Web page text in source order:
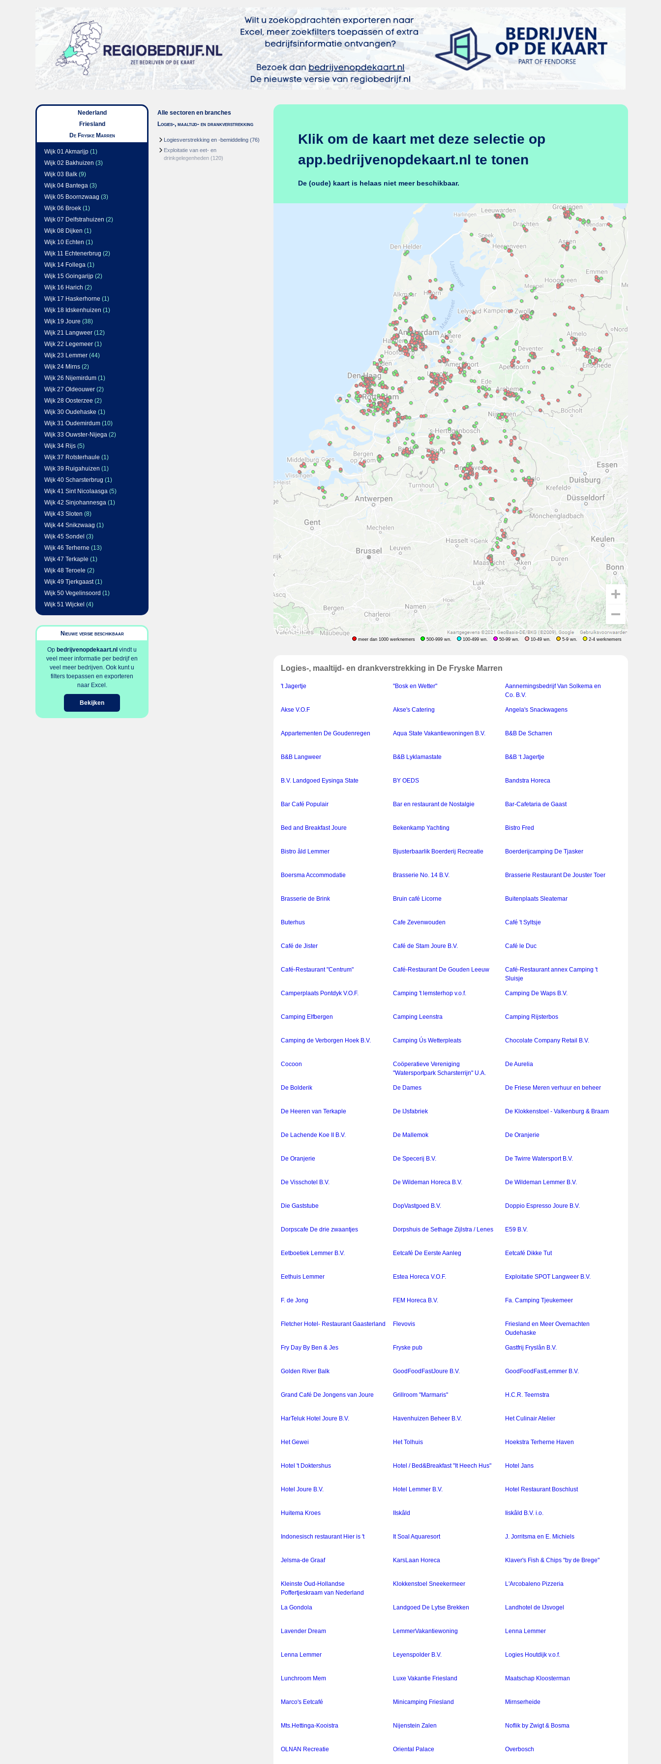
Nederland
Friesland
De Fryske Marren
Wijk 01 Akmarijp (1)
Wijk 02 Bakhuizen (3)
Wijk 03 Balk (9)
Wijk 04 Bantega (3)
Wijk 05 Boornzwaag (3)
Wijk 06 Broek (1)
Wijk 07 Delfstrahuizen (2)
Wijk 08 Dijken (1)
Wijk 10 Echten (1)
Wijk 11 Echtenerbrug (2)
Wijk 14 Follega (1)
Wijk 15 Goingarijp (2)
Wijk 16 Harich (2)
Wijk 17 Haskerhorne (1)
Wijk 18 Idskenhuizen (1)
Wijk 19 Joure (38)
Wijk 21 Langweer (12)
Wijk 22 Legemeer (1)
Wijk 23 Lemmer (44)
Wijk 24 Mirns (2)
Wijk 26 Nijemirdum (1)
Wijk 27 Oldeouwer (2)
Wijk 28 Oosterzee (2)
Wijk 30 Oudehaske (1)
Wijk 31 Oudemirdum (10)
Wijk 33 Ouwster-Nijega (2)
Wijk 34 Rijs (5)
Wijk 37 Rotsterhaule (1)
Wijk 39 Ruigahuizen (1)
Wijk 40 Scharsterbrug (1)
Wijk 41 Sint Nicolaasga (5)
Wijk 42 Sinjohannesga (1)
Wijk 43 Sloten (8)
Wijk 44 Snikzwaag (1)
Wijk 45 Sondel (3)
Wijk 46 Terherne (13)
Wijk 47 Terkaple (1)
Wijk 48 Teroele (2)
Wijk 49 Tjerkgaast(1)
Wijk 50 Vegelinsoord (1)
Wijk 51 Wijckel (4)
Nieuwe versie beschikbaar
Op bedrijvenopdekaart.nl vindt u
veel meer informatie per bedrijf en
veel meer bedrijven. Ook kunt u
filters toepassen en exporteren
naar Excel.
Bekijken
Alle sectoren en branches
Logies-, maaltijd- en drankverstrekking
Logiesverstrekking en -bemiddeling (76)
Exploitatie van eet- en
drinkgelegenheden (120)
Klik om de kaart met deze selectie op
app.bedrijvenopdekaart.nl te tonen
De (oude) kaart is helaas niet meer beschikbaar.
meer dan 1000 werknemers 500-999 wn. 100-499 wn. 50-99 wn. 10-49 wn. 5-9 wn. 2-4 werknemers
Logies-, maaltijd- en drankverstrekking in De Fryske Marren
't Jagertje "Bosk en Wetter"
Aannemingsbedrijf Van Solkema en
Co. B.V.
Akse V.O.F Akse's Catering Angela's Snackwagens
Appartementen De Goudenregen Aqua State Vakantiewoningen B.V. B&B De Scharren
B&B Langweer B&B Lyklamastate B&B ‘t Jagertje
B.V. Landgoed Eysinga State BY OEDS Bandstra Horeca
Bar Café Populair Bar en restaurant de Nostalgie Bar-Cafetaria de Gaast
Bed and Breakfast Joure Bekenkamp Yachting Bistro Fred
Bistro âld Lemmer Bjusterbaarlik Boerderij Recreatie Boerderijcamping De Tjasker
Boersma Accommodatie Brasserie No. 14 B.V. Brasserie Restaurant De Jouster Toer
Brasserie de Brink Bruin café Licorne Buitenplaats Sleatemar
Buterhus Cafe Zevenwouden Café 't Syltsje
Café de Jister Café de Stam Joure B.V. Café le Duc
Café-Restaurant "Centrum" Café-Restaurant De Gouden Leeuw
Café-Restaurant annex Camping 't
Sluisje
Camperplaats Pontdyk V.O.F. Camping 't lemsterhop v.o.f. Camping De Waps B.V.
Camping Elfbergen Camping Leenstra Camping Rijsterbos
Camping de Verborgen Hoek B.V. Camping Ús Wetterpleats Chocolate Company Retail B.V.
Cocoon
Coöperatieve Vereniging
"Watersportpark Scharsterrijn" U.A.
De Aurelia
De Bolderik De Dames De Friese Meren verhuur en beheer
De Heeren van Terkaple De IJsfabriek De Klokkenstoel - Valkenburg & Braam
De Lachende Koe II B.V. De Mallemok De Oranjerie
De Oranjerie De Specerij B.V. De Twirre Watersport B.V.
De Visschotel B.V. De Wildeman Horeca B.V. De Wildeman Lemmer B.V.
Die Gaststube DopVastgoed B.V. Doppio Espresso Joure B.V.
Dorpscafe De drie zwaantjes Dorpshuis de Sethage Zijlstra / Lenes E59 B.V.
Eetboetiek Lemmer B.V. Eetcafé De Eerste Aanleg Eetcafé Dikke Tut
Eethuis Lemmer Estea Horeca V.O.F. Exploitatie SPOT Langweer B.V.
F. de Jong FEM Horeca B.V. Fa. Camping Tjeukemeer
Fletcher Hotel- Restaurant Gaasterland Flevovis
Friesland en Meer Overnachten
Oudehaske
Fry Day By Ben & Jes Fryske pub Gastfrij Fryslân B.V.
Golden River Balk GoodFoodFastJoure B.V. GoodFoodFastLemmer B.V.
Grand Café De Jongens van Joure Grillroom "Marmaris" H.C.R. Teernstra
HarTeluk Hotel Joure B.V. Havenhuizen Beheer B.V. Het Culinair Atelier
Het Gewei Het Tolhuis Hoekstra Terherne Haven
Hotel 't Doktershus Hotel / Bed&Breakfast "It Heech Hus" Hotel Jans
Hotel Joure B.V. Hotel Lemmer B.V. Hotel Restaurant Boschlust
Huitema Kroes IIskâld Iiskâld B.V. i.o.
Indonesisch restaurant Hier is 't It Soal Aquaresort J. Jorritsma en E. Michiels
Jelsma-de Graaf KarsLaan Horeca Klaver's Fish & Chips "by de Brege"
Kleinste Oud-Hollandse
Poffertjeskraam van Nederland
Klokkenstoel Sneekermeer L'Arcobaleno Pizzeria
La Gondola Landgoed De Lytse Brekken Landhotel de IJsvogel
Lavender Dream LemmerVakantiewoning Lenna Lemmer
Lenna Lemmer Leyenspolder B.V. Logies Houtdijk v.o.f.
Lunchroom Mem Luxe Vakantie Friesland Maatschap Kloosterman
Marco's Eetcafé Minicamping Friesland Mirnserheide
Mts.Hettinga-Kooistra Nijenstein Zalen Noflik by Zwigt & Bosma
OLNAN Recreatie Oriental Palace Overbosch